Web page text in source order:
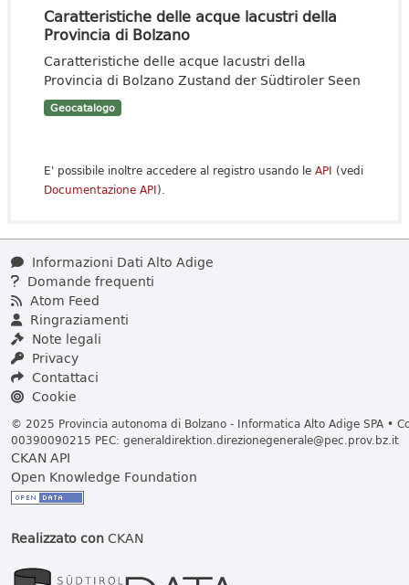
Caratteristiche delle acque lacustri della
Provincia di Bolzano
Caratteristiche delle acque lacustri della
Provincia di Bolzano Zustand der Südtiroler Seen
Geocatalogo
E' possibile inoltre accedere al registro usando le API (vedi
Documentazione API).
Informazioni Dati Alto Adige
Domande frequenti
Atom Feed
Ringraziamenti
Note legali
Privacy
Contattaci
Cookie
© 2025 Provincia autonoma di Bolzano - Informatica Alto Adige SPA •
00390090215 PEC: generaldirektion.direzionegenerale@pec.prov.bz.it
CKAN API
Open Knowledge Foundation
Realizzato conCKAN